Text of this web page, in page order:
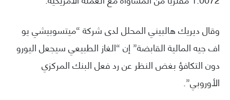
وقال ديريك هالبيني المحلل لدى شركة “ميتسوبيشي يو
اف جيه المالية القابضة” إن “الغاز الطبيعي سيجعل اليورو
دون التكافؤ بغض النظر عن رد فعل البنك المركزي
الأوروبي”.